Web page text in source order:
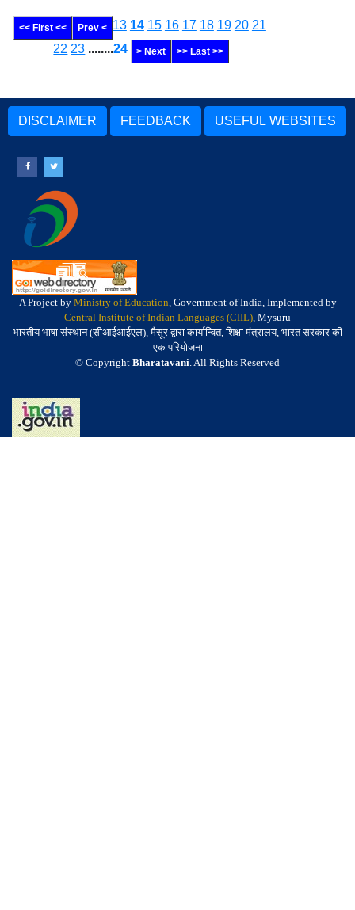
<< First << Prev < 13 14 15 16 17 18 19 20 21
22 23 ........24 > Next >> Last >>
DISCLAIMER FEEDBACK USEFUL WEBSITES
A Project by Ministry of Education, Government of India, Implemented by
Central Institute of Indian Languages (CIIL), Mysuru
भारतीय भाषा संस्थान (सीआईआईएल), मैसूर द्वारा कार्यान्वित, शिक्षा मंत्रालय, भारत सरकार की
एक परियोजना
© Copyright Bharatavani. All Rights Reserved